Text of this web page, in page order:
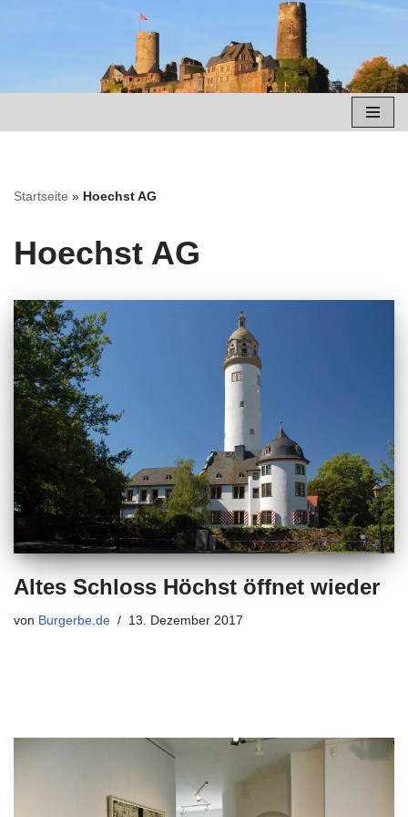
springen
Startseite » Hoechst AG
Hoechst AG
Altes Schloss Höchst öffnet wieder
von Burgerbe.de 13. Dezember 2017